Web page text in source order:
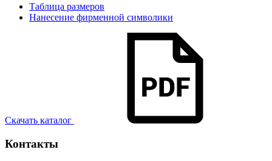
Таблица размеров
Нанесение фирменной символики
Скачать каталог
Контакты